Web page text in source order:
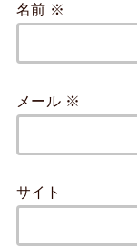
名前 ※
メール ※
サイト